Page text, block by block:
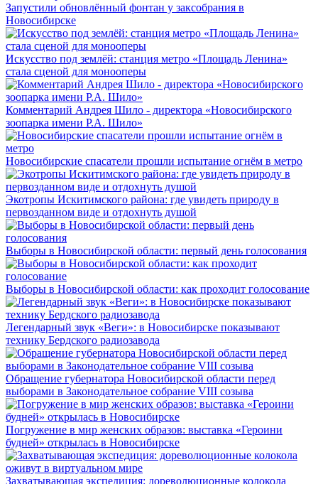
Запустили обновлённый фонтан у заксобрания в
Новосибирске
Искусство под землёй: станция метро «Площадь Ленина»
стала сценой для монооперы
Комментарий Андрея Шило - директора «Новосибирского
зоопарка имени Р.А. Шило»
Новосибирские спасатели прошли испытание огнём в метро
Экотропы Искитимского района: где увидеть природу в
первозданном виде и отдохнуть душой
Выборы в Новосибирской области: первый день голосования
Выборы в Новосибирской области: как проходит голосование
Легендарный звук «Веги»: в Новосибирске показывают
технику Бердского радиозавода
Обращение губернатора Новосибирской области перед
выборами в Законодательное собрание VIII созыва
Погружение в мир женских образов: выставка «Героини
будней» открылась в Новосибирске
Захватывающая экспедиция: дореволюционные колокола